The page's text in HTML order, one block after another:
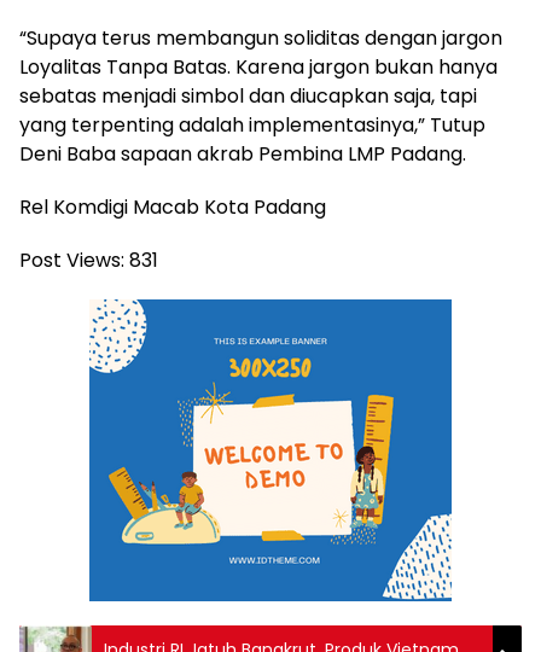
“Supaya terus membangun soliditas dengan jargon
Loyalitas Tanpa Batas. Karena jargon bukan hanya
sebatas menjadi simbol dan diucapkan saja, tapi
yang terpenting adalah implementasinya,” Tutup
Deni Baba sapaan akrab Pembina LMP Padang.
Rel Komdigi Macab Kota Padang
Post Views: 831